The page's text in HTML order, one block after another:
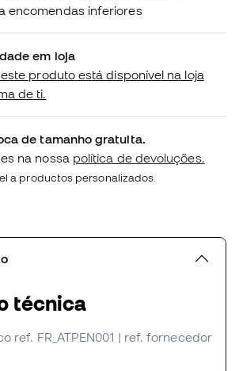
encomendas inferiores
em loja
produto está disponível na loja
de ti.
de tamanho gratuita.
na nossa política de devoluções.
a productos personalizados.
técnica
ref. FR_ATPEN001 | ref. fornecedor